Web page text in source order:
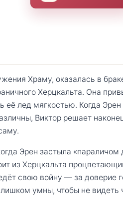
Храму, оказалась в
Херцкальта. Она
её лед мягкостью. Когда
Виктор решает
Эрен застыла
из Херцкальта
свою войну — за доверие
умны, чтобы не